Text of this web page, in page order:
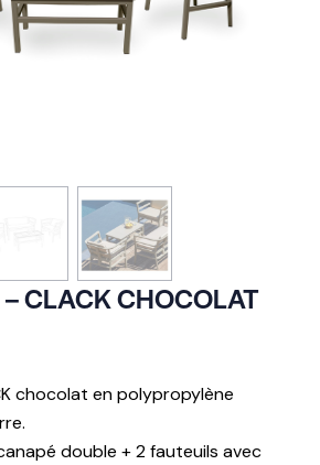
CLACK CHOCOLAT
chocolat en polypropylène
double + 2 fauteuils avec